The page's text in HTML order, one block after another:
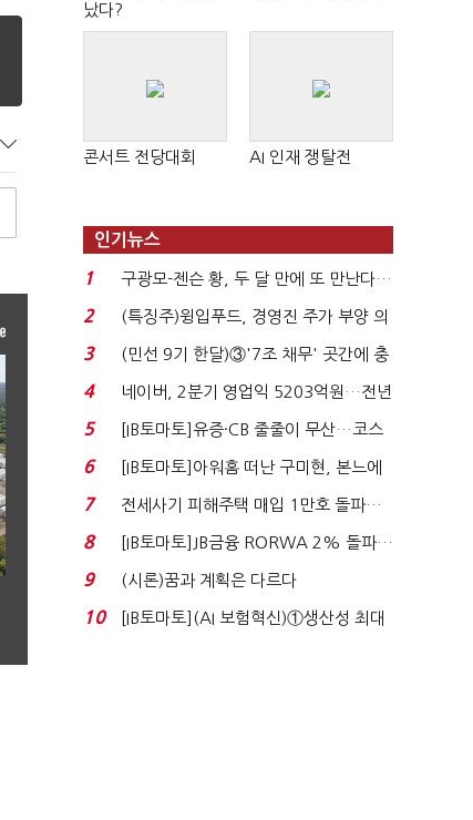
났다?
콘서트 전당대회 AI 인재 쟁탈전
인기뉴스
1
구광모-젠슨 황, 두 달 만에 또 만난다…
로봇·AI 등 논...
2
(특징주)윙입푸드, 경영진 주가 부양 의
지에 상한가...
3
(민선 9기 한달)③'7조 채무' 곳간에 충
격…추미애, 20년...
4
네이버, 2분기 영업익 5203억원…전년
비 0.2% 감소...
5
[IB토마토]유증·CB 줄줄이 무산…코스
닥 벌점 급증에 ...
6
[IB토마토]아워홈 떠난 구미현, 본느에
340억 베팅…가...
7
전세사기 피해주택 매입 1만호 돌파…
누적 피해자 4만2...
8
[IB토마토]JB금융 RORWA 2% 돌파…
실적 견인은 은행 ...
9 (시론)꿈과 계획은 다르다
10
[IB토마토](AI 보험혁신)①생산성 최대